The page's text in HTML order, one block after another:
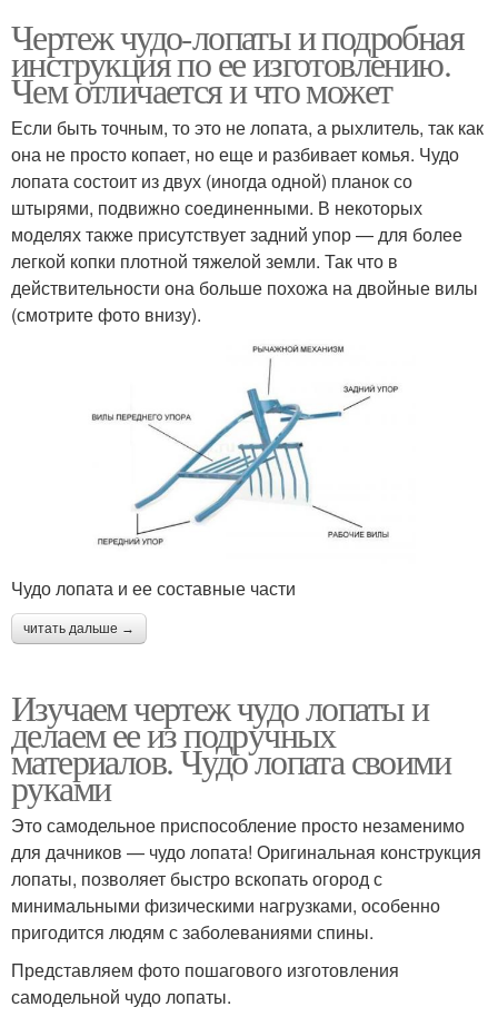
Чертеж чудо-лопаты и подробная
инструкция по ее изготовлению.
Чем отличается и что может
Если быть точным, то это не лопата, а рыхлитель, так как
она не просто копает, но еще и разбивает комья. Чудо
лопата состоит из двух (иногда одной) планок со
штырями, подвижно соединенными. В некоторых
моделях также присутствует задний упор — для более
легкой копки плотной тяжелой земли. Так что в
действительности она больше похожа на двойные вилы
(смотрите фото внизу).
Чудо лопата и ее составные части
читать дальше →
Изучаем чертеж чудо лопаты и
делаем ее из подручных
материалов. Чудо лопата своими
руками
Это самодельное приспособление просто незаменимо
для дачников — чудо лопата! Оригинальная конструкция
лопаты, позволяет быстро вскопать огород с
минимальными физическими нагрузками, особенно
пригодится людям с заболеваниями спины.
Представляем фото пошагового изготовления
самодельной чудо лопаты.